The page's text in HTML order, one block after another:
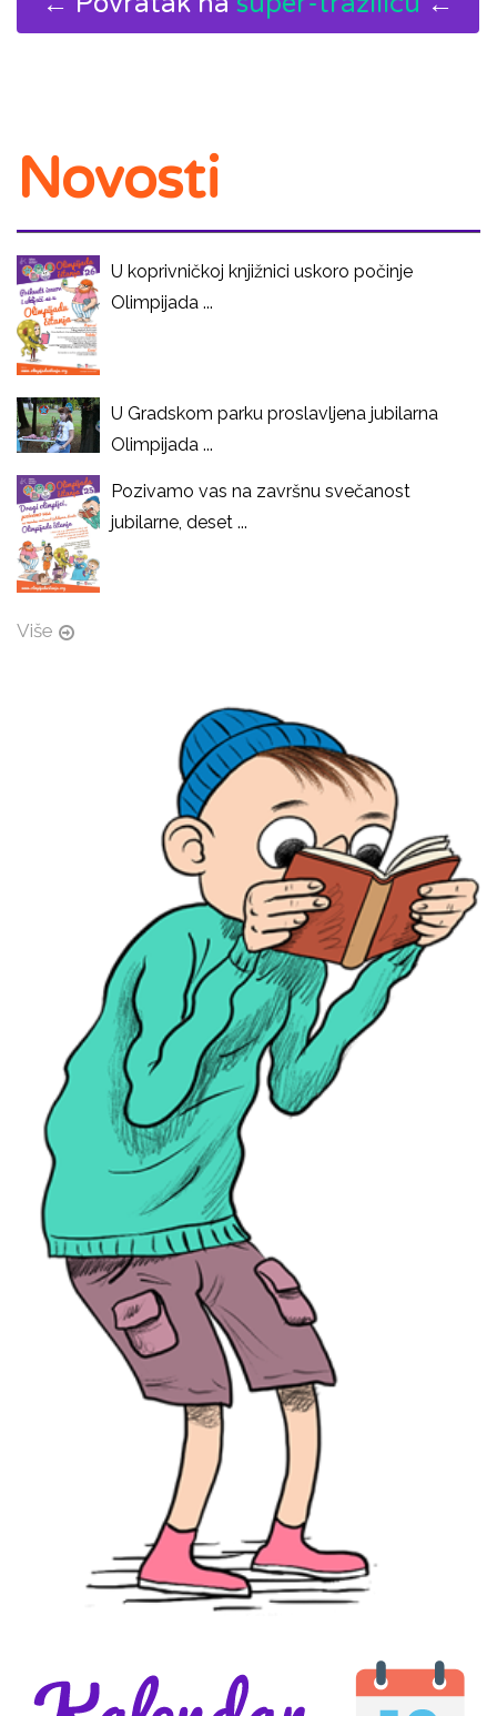
Novosti
U koprivničkoj knjižnici uskoro počinje
Olimpijada ...
U Gradskom parku proslavljena jubilarna
Olimpijada ...
Pozivamo vas na završnu svečanost
jubilarne, deset ...
Više